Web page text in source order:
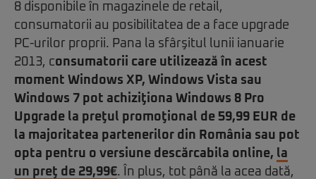
8 disponibile în magazinele de retail,
consumatorii au posibilitatea de a face upgrade
PC-urilor proprii. Pana la sfârşitul lunii ianuarie
2013, consumatorii care utilizează în acest
moment Windows XP, Windows Vista sau
Windows 7 pot achiziţiona Windows 8 Pro
Upgrade la preţul promoţional de 59,99 EUR de
la majoritatea partenerilor din România sau pot
opta pentru o versiune descărcabila online, la
un preţ de 29,99€. În plus, tot până la acea dată,